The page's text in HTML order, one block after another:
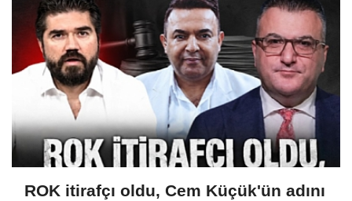
ROK itirafçı oldu, Cem Küçük'ün adını